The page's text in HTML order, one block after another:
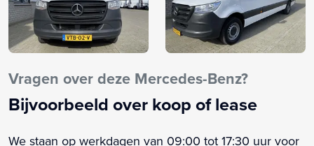
Fabrieksgarantie
Opstap achter
Passagiersstoel in hoogte verstelbaar
Stuur verstelbaar
Trekhaak
Vragen over deze Mercedes-Benz?
Bijvoorbeeld over koop of lease
We staan op werkdagen van 09:00 tot 17:30 uur voor